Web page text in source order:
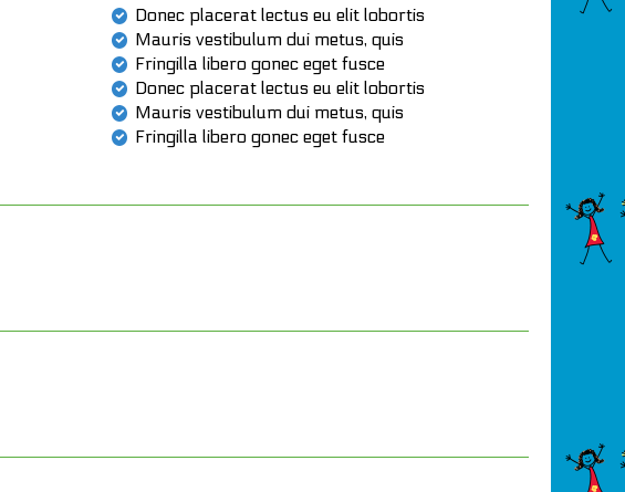
Donec placerat lectus eu elit lobortis
Mauris vestibulum dui metus, quis
Fringilla libero gonec eget fusce
Donec placerat lectus eu elit lobortis
Mauris vestibulum dui metus, quis
Fringilla libero gonec eget fusce